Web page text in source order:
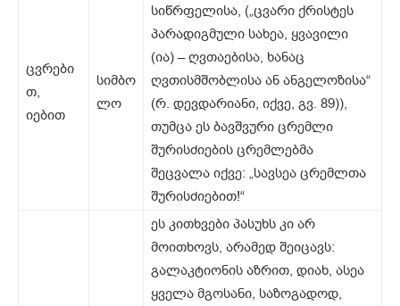
ცვრები
თ,
იებით
სიმბო
ლო
სიწრფელისა, („ცვარი ქრისტეს
პარადიგმული სახეა, ყვავილი
(ია) – ღვთაებისა, ხანაც
ღვთისმშობლისა ან ანგელოზისა“
(რ. დევდარიანი, იქვე, გვ. 89)),
თუმცა ეს ბავშვური ცრემლი
შურისძიების ცრემლებმა
შეცვალა იქვე: „სავსეა ცრემლთა
შურისძიებით!“
ეს კითხვები პასუხს კი არ
მოითხოვს, არამედ შეიცავს:
გალაკტიონის აზრით, დიახ, ასეა
ყველა მგოსანი, საზოგადოდ,